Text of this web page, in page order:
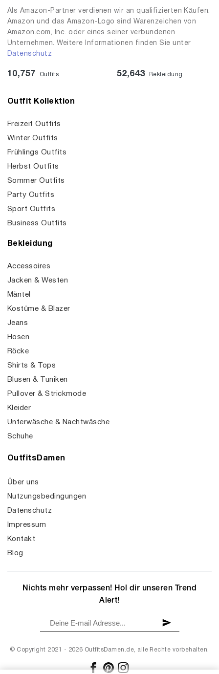
Als Amazon-Partner verdienen wir an qualifizierten Käufen.
Amazon und das Amazon-Logo sind Warenzeichen von
Amazon.com, Inc. oder eines seiner verbundenen
Unternehmen. Weitere Informationen finden Sie unter
Datenschutz
10,757 Outfits 52,643 Bekleidung
Outfit Kollektion
Freizeit Outfits
Winter Outfits
Frühlings Outfits
Herbst Outfits
Sommer Outfits
Party Outfits
Sport Outfits
Business Outfits
Bekleidung
Accessoires
Jacken & Westen
Mäntel
Kostüme & Blazer
Jeans
Hosen
Röcke
Shirts & Tops
Blusen & Tuniken
Pullover & Strickmode
Kleider
Unterwäsche & Nachtwäsche
Schuhe
OutfitsDamen
Über uns
Nutzungsbedingungen
Datenschutz
Impressum
Kontakt
Blog
© Copyright 2021 - 2026 OutfitsDamen.de, alle Rechte vorbehalten.
Nichts mehr verpassen! Hol dir unseren Trend
Alert!